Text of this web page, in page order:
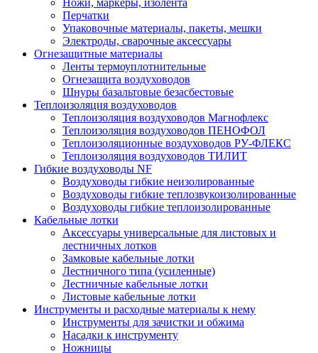
Ножи, маркеры, изолента
Перчатки
Упаковочные материалы, пакеты, мешки
Электроды, сварочные аксессуары
Огнезащитные материалы
Ленты термоуплотнительные
Огнезащита воздуховодов
Шнуры базальтовые безасбестовые
Теплоизоляция воздуховодов
Теплоизоляция воздуховодов Магнофлекс
Теплоизоляция воздуховодов ПЕНОФОЛ
Теплоизоляционные воздуховодов РУ-ФЛЕКС
Теплоизоляция воздуховодов ТИЛИТ
Гибкие воздуховоды NF
Воздуховоды гибкие неизолированные
Воздуховоды гибкие теплозвукоизолированные
Воздуховоды гибкие теплоизолированные
Кабельные лотки
Аксессуары универсальные для листовых и
лестничных лотков
Замковые кабельные лотки
Лестничного типа (усиленные)
Лестничные кабельные лотки
Листовые кабельные лотки
Инструменты и расходные материалы к нему
Инструменты для зачистки и обжима
Насадки к инструменту
Ножницы